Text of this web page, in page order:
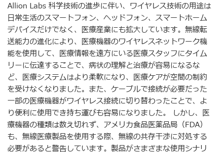
Allion Labs 科学技術の進歩に伴い、ワイヤレス技術の用途は
日常生活のスマートフォン、ヘッドフォン、スマートホーム
デバイスだけでなく、医療産業にも拡大しています。無線転
送能力の進化により、医療機器のワイヤレスネットワーク機
能を使用して、医療情報を遠方にいる医療スタッフにタイム
リーに伝達することで、病状の理解と治療が容易になるな
ど、医療システムはより柔軟になり、医療ケアが空間の制約
を受けなくなりました。また、ケーブルで接続が必要だった
一部の医療機器がワイヤレス接続に切り替わったことで、よ
り便利に使用でき持ち運びも容易になりました。 しかし、医
療機器の種類は数え切れず、アメリカ食品医薬品局（FDA）
も、無線医療製品を使用する際、無線の共存干渉に対処する
必要があると警告しています。製品がさまざまな使用シナリ